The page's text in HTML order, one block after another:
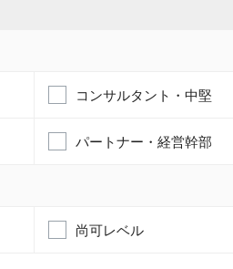
コンサルタント・中堅
パートナー・経営幹部
尚可レベル